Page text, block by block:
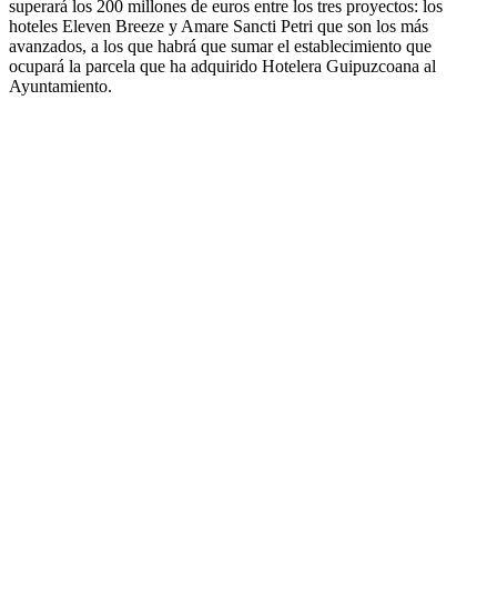
superará los 200 millones de euros entre los tres proyectos: los
hoteles Eleven Breeze y Amare Sancti Petri que son los más
avanzados, a los que habrá que sumar el establecimiento que
ocupará la parcela que ha adquirido Hotelera Guipuzcoana al
Ayuntamiento.